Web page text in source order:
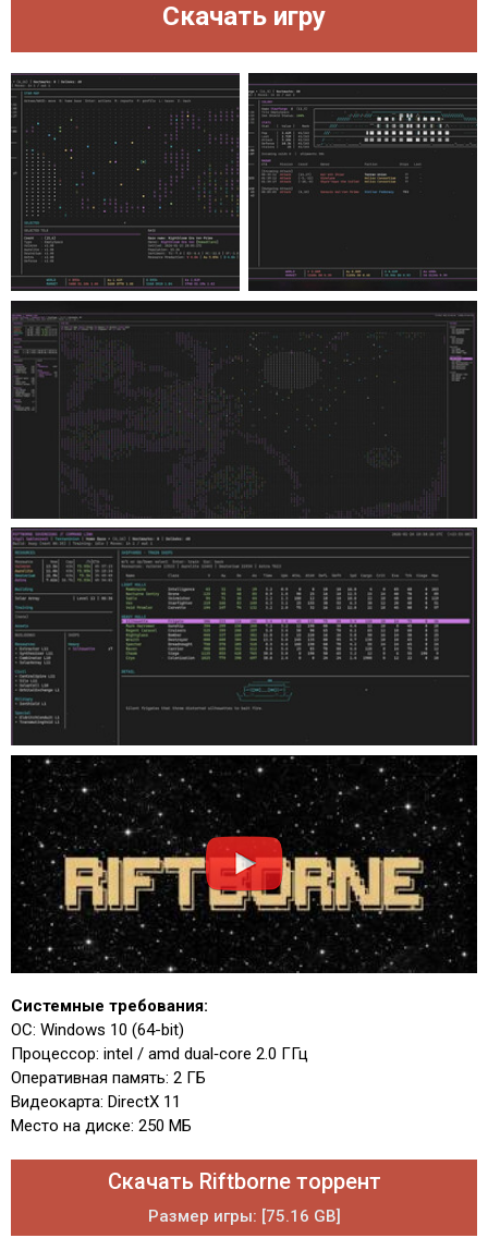
Скачать игру
Системные требования:
ОС: Windows 10 (64-bit)
Процессор: intel / amd dual‑core 2.0 ГГц
Оперативная память: 2 ГБ
Видеокарта: DirectX 11
Место на диске: 250 МБ
Скачать Riftborne торрент
Размер игры: [75.16 GB]